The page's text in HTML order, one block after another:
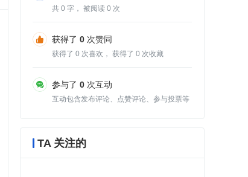
共 0 字， 被阅读 0 次
获得了 0 次赞同
获得了 0 次喜欢， 获得了 0 次收藏
参与了 0 次互动
互动包含发布评论、点赞评论、参与投票等
TA 关注的